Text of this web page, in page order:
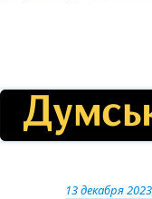
13 декабря 2023